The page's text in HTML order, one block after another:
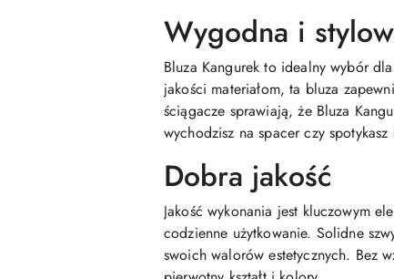
Wygodna i
Bluza Kangurek to idealny wybór
jakości materiałom, ta bluza
ściągacze sprawiają, że Bluza
wychodzisz na spacer czy
Dobra jakość
Jakość wykonania jest kluczowym
codzienne użytkowanie. Solidne
swoich walorów estetycznych. Bez